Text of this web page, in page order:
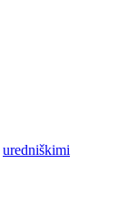
uredniškimi